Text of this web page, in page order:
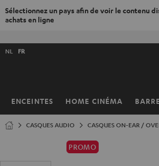
Sélectionnez un pays afin de voir le contenu
achats en ligne
ENCEINTES HOME CINÉMA
Choisissez
NL FR
Page
CASQUES AUDIO CASQUES ON-EAR /
PROMO